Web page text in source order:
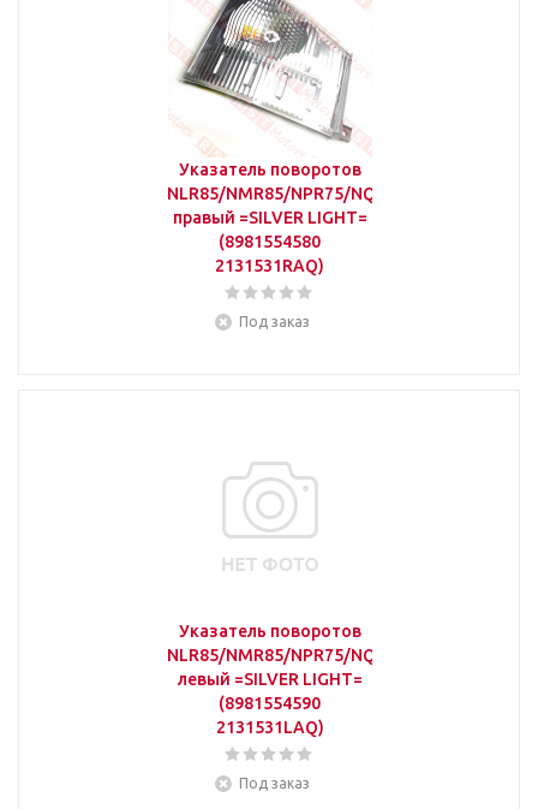
Указатель поворотов
NLR85/NMR85/NPR75/NQR90/FSR90
правый =SILVER LIGHT=
(8981554580
2131531RAQ)
Под заказ
Указатель поворотов
NLR85/NMR85/NPR75/NQR90/FSR90
левый =SILVER LIGHT=
(8981554590
2131531LAQ)
Под заказ